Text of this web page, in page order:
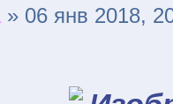
» 06 янв 2018,